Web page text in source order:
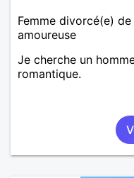
Femme divorcé(e)
amoureuse
Je cherche un
romantique.